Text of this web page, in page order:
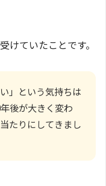
けていたことです。
」という気持ちは
後が大きく変わ
たりにしてきまし